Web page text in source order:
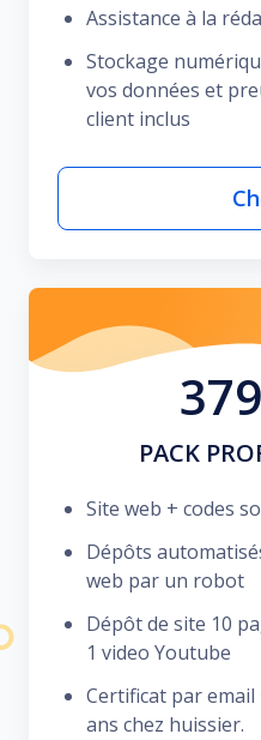
Assistance à la
Stockage
vos données et
client inclus
379
PACK
Site web + codes
Dépôts
web par un robot
Dépôt de site 10
1 video Youtube
Certificat par email
ans chez huissier.